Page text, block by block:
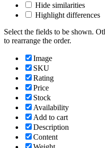
Hide similarities
Highlight differences
Select the fields to be shown.
to rearrange the order.
Image
SKU
Rating
Price
Stock
Availability
Add to cart
Description
Content